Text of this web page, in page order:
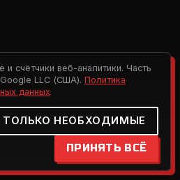
счётчики веб-аналитики. Часть
LLC (США). Политика
данных
ТОЛЬКО НЕОБХОДИМЫЕ
ПРИНЯТЬ ВСЁ